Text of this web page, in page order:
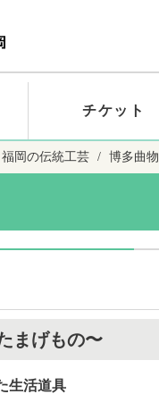
チケット
福岡の伝統工芸 博多曲物
まげもの
生活道具